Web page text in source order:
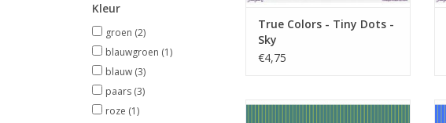
Kleur
groen (2)
blauwgroen (1)
blauw (3)
paars (3)
roze (1)
True Colors - Tiny Dots -
Sky
€4,75
donkergroen met lichtgroene